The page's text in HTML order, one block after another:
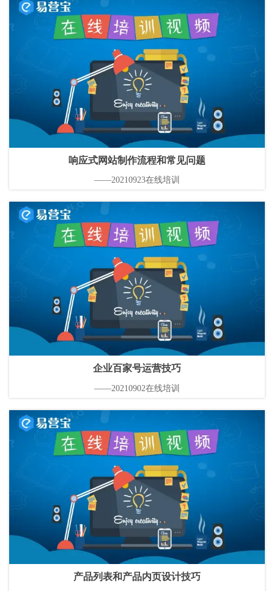
响应式网站制作流程和常见问题
——20210923在线培训
企业百家号运营技巧
——20210902在线培训
产品列表和产品内页设计技巧